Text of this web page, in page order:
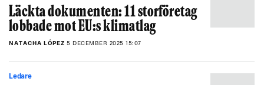
Läckta dokumenten: 11 storföretag
lobbade mot EU:s klimatlag
NATACHA LÓPEZ 5 DECEMBER 2025 15:07
Ledare